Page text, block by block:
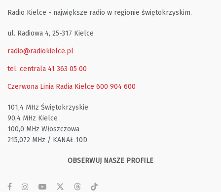
Radio Kielce - największe radio w regionie świętokrzyskim.
ul. Radiowa 4, 25-317 Kielce
radio@radiokielce.pl
tel. centrala 41 363 05 00
Czerwona Linia Radia Kielce 600 904 600
101,4 MHz Świętokrzyskie
90,4 MHz Kielce
100,0 MHz Włoszczowa
215,072 MHz / KANAŁ 10D
OBSERWUJ NASZE PROFILE